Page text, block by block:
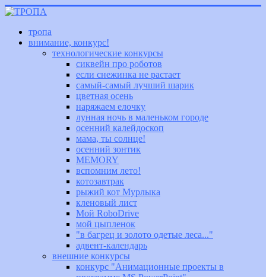
тропа
внимание, конкурс!
технологические конкурсы
сиквейн про роботов
если снежинка не растает
самый-самый лучший шарик
цветная осень
наряжаем елочку
лунная ночь в маленьком городе
осенний калейдоскоп
мама, ты солнце!
осенний зонтик
MEMORY
вспомним лето!
котозавтрак
рыжий кот Мурлыка
кленовый лист
Мой RoboDrive
мой цыпленок
"в багрец и золото одетые леса..."
адвент-календарь
внешние конкурсы
конкурс "Анимационные проекты в